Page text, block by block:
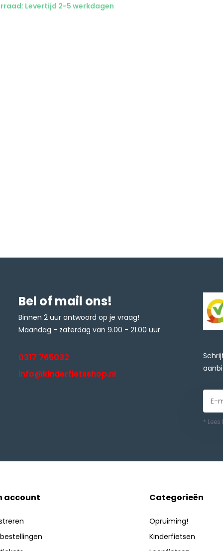
Levertijd 2-5 werkdagen
Bel of mail ons!
Binnen 2 uur antwoord op je vraag!
Maandag - zaterdag van 9.00 - 21.00 uur
0317 765032
info@kinderfietsshop.nl
*
account Categorieën
Opruiming!
Kinderfietsen